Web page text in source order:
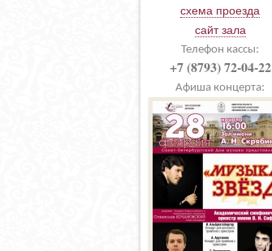
схема проезда
сайт зала
Телефон кассы:
+7 (8793) 72-04-22
Афиша концерта: